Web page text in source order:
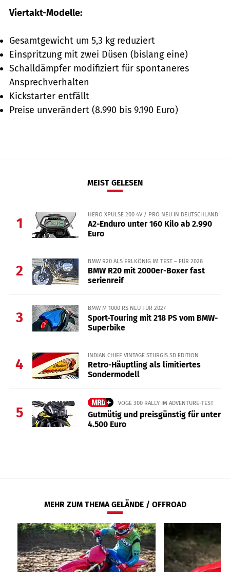
Viertakt-Modelle:
Gesamtgewicht um 5,3 kg reduziert
Einspritzung mit zwei ­Düsen (bislang eine)
Schalldämpfer modifiziert für spontaneres
Ansprechverhalten
Kickstarter entfällt
Preise unverändert (8.990 bis 9.190 Euro)
MEIST GELESEN
1
HERO XPULSE 200 4V / PRO NEU IN DEUTSCHLAND
A2-Enduro unter 160 Kilo ab 2.990
Euro
2
BMW R20 ALS ERLKÖNIG IM TEST – FÜR 2028
BMW R20 mit 2000er-Boxer fast
serienreif
3
BMW M 1000 RS NEU FÜR 2027
Sport-Touring mit 218 PS vom BMW-
Superbike
4
INDIAN CHIEF VINTAGE STURGIS SD EDITION
Retro-Häuptling als limitiertes
Sondermodell
5
VOGE 300 RALLY IM ADVENTURE-TEST
Gutmütig und preisgünstig für unter
4.500 Euro
MEHR ZUM THEMA GELÄNDE / OFFROAD